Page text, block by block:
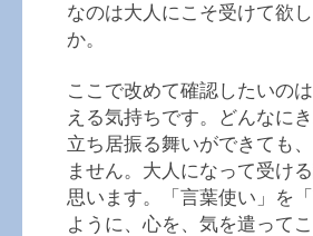
なのは大人にこそ受けて欲
か。
ここで改めて確認したいの
える気持ちです。どんなに
立ち居振る舞いができても
ません。大人になって受け
思います。「言葉使い」を
ように、心を、気を遣って